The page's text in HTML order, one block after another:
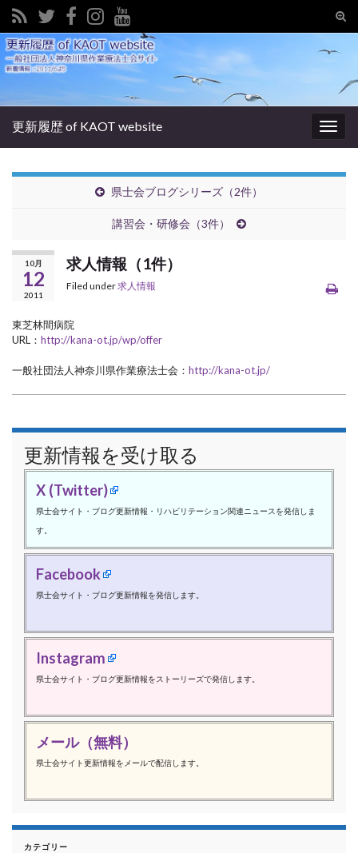
Search for:
更新履歴 of KAOT website
県士会ブログシリーズ（2件）
講習会・研修会（3件）
10月
12
2011
求人情報（1件）
Filed under求人情報
東芝林間病院
URL： http://kana-ot.jp/wp/offer
一般社団法人神奈川県作業療法士会： http://kana-ot.jp/
更新情報を受け取る
X (Twitter)
県士会サイト・ブログ更新情報・リハビリテーション関連ニュースを発信しま
す。
Facebook
県士会サイト・ブログ更新情報を発信します。
Instagram
県士会サイト・ブログ更新情報をストーリーズで発信します。
メール（無料）
県士会サイト更新情報をメールで配信します。
カテゴリー